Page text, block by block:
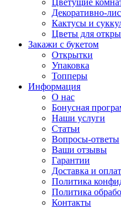
Цветущие
Декоративно-
Кактусы и
Цветы для
Закажи с букетом
Открытки
Упаковка
Топперы
Информация
О нас
Бонусная
Наши услуги
Статьи
Вопросы-ответы
Ваши отзывы
Гарантии
Доставка и
Политика
Политика
Контакты